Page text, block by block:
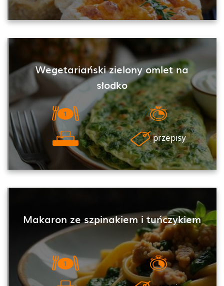
Wegetariański zielony omlet na
słodko
przepisy
Makaron ze szpinakiem i tuńczykiem